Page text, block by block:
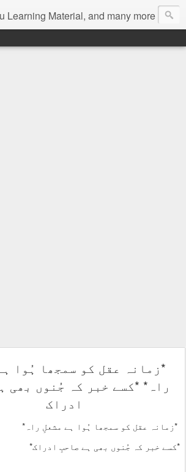
related materials, various function news of Urdu, Beauty tips, Kitchen tips, Urdu Poetry, Urdu Gazals, Urdu Learning Material, and many more.
*زمانہ عقل کو سمجھا ہُوا
راہ* *کسے خبر کہ جُنوں بھی
ادراک
*زمانہ عقل کو سمجھا ہُوا ہے مشعلِ راہ*
*کسے خبر کہ جُنوں بھی ہے صاحبِ ادراک*